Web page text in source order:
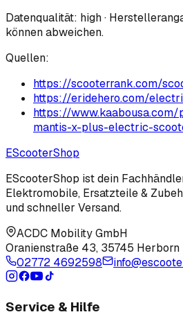
Datenqualität: high·
können abweichen.
Quellen:
https://scooterrank.com/
https://eridehero.com/
https://
mantis-x-plus-electric-
EScooterShop
EScooterShop ist dein
Elektromobile, Ersatzteile &
und schneller Versand.
ACDC Mobility GmbH
Oranienstraße 43, 35745 Herborn
02772 4692598
Service & Hilfe